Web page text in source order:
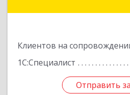
Клиентов на
1С:Специалист
Отправить
Отправить